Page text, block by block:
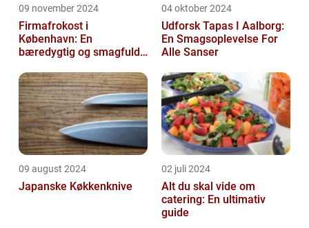
09 november 2024
Firmafrokost i
København: En
bæredygtig og smagfuld
04 oktober 2024
Udforsk Tapas I Aalborg:
En Smagsoplevelse For
Alle Sanser
09 august 2024
Japanske Køkkenknive
02 juli 2024
Alt du skal vide om
catering: En ultimativ
guide